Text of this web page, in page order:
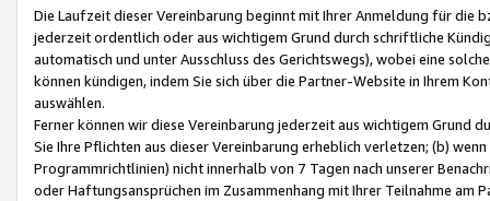
Die Laufzeit dieser Vereinbarung beginnt mit Ihrer Anmeldung für die
jederzeit ordentlich oder aus wichtigem Grund durch schriftliche
automatisch und unter Ausschluss des Gerichtswegs), wobei eine
können kündigen, indem Sie sich über die Partner-Website in Ihrem
auswählen.
Ferner können wir diese Vereinbarung jederzeit aus wichtigem Grund
Sie Ihre Pflichten aus dieser Vereinbarung erheblich verletzen; (b)
Programmrichtlinien) nicht innerhalb von 7 Tagen nach unserer
oder Haftungsansprüchen im Zusammenhang mit Ihrer Teilnahme am